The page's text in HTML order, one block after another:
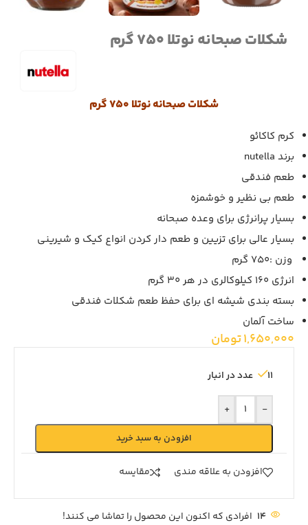
شکلات صبحانه نوتلا 750 گرم
شکلات صبحانه نوتلا 750 گرم
کرم کاکائو
برند nutella
طعم فندقی
طعم بی نظیر و خوشمزه
بسیار پرانرژی برای وعده صبحانه
بسیار عالی برای تزیین و طعم دار کردن انواع کیک و شیرینی
وزن :750 گرم
انرژی 160 کیلوکالری در هر 30 گرم
بسته بندی شیشه ای برای حفظ طعم شکلات فندقی
ساخت آلمان
1,650,000تومان
11 عدد در انبار
-
+
افزودن به سبد خرید
افزودن به علاقه مندی مقايسه
14 افرادی که اکنون این محصول را تماشا می کنند!